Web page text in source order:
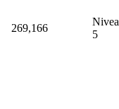
269,166
5